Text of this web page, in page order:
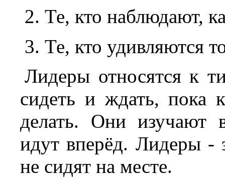
2. Те, кто наблюдают,
3. Те, кто удивляются
Лидеры относятся к
сидеть и ждать, пока
делать. Они изучают
идут вперёд. Лидеры -
не сидят на месте.